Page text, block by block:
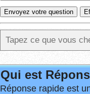
Qui est
Réponse rapide est